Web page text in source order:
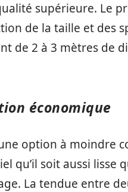
supérieure. Le
de la taille et des
de 2 à 3 mètres de
économique
option à moindre
qu’il soit aussi lisse
La tendue entre